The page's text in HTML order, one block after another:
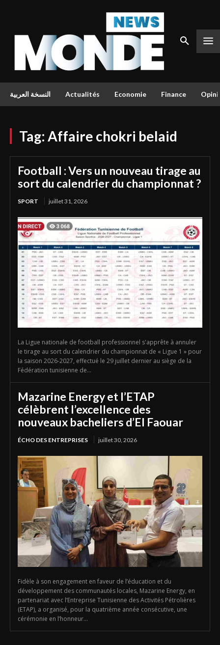
النسخة العربية Actualités Economie Finance
Tag: Affaire chokri belaid
Football : Vers un nouveau tirage au
sort du calendrier du championnat ?
SPORT juillet 31, 2026
La Ligue nationale de football professionnel s'apprête à annuler
le tirage au sort du calendrier du championnat de « Ligue 1 » pour
la saison 2026-2027, effectué le 29 juillet dernier au siège de la
Fédération tunisienne de...
Mazarine Energy et l’ETAP
célèbrent l’excellence des
nouveaux bacheliers d’El Faouar
ÉCHO DES ENTREPRISES juillet 30, 2026
Fidèle à son engagement en faveur de l’éducation et du
développement des communautés locales, Mazarine Energy, en
partenariat avec l’Entreprise Tunisienne des Activités Pétrolières
(ETAP), a organisé, pour la quatrième année consécutive, une
cérémonie en l’honneur...